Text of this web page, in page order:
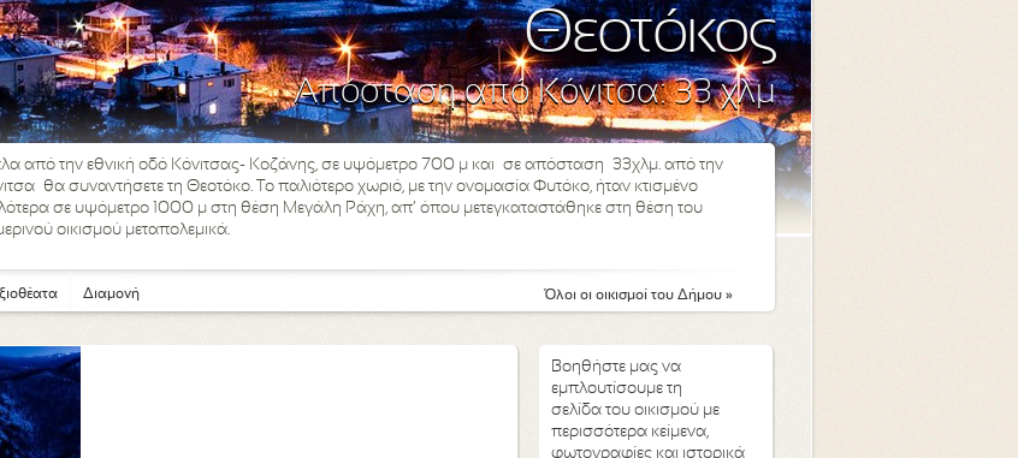
Θεοτόκος
Απόσταση από Κόνιτσα: 33 χλμ
από την εθνική οδό Κόνιτσας- Κοζάνης, σε υψόμετρο 700 μ και σε απόσταση 33χλμ. από την
θα συναντήσετε τη Θεοτόκο. Το παλιότερο χωριό, με την ονομασία Φυτόκο, ήταν κτισμένο
σε υψόμετρο 1000 μ στη θέση Μεγάλη Ράχη, απ’ όπου μετεγκαταστάθηκε στη θέση του
οικισμού μεταπολεμικά.
Διαμονή Όλοι οι οικισμοί του Δήμου »
Βοηθήστε μας να
εμπλουτίσουμε τη
σελίδα του οικισμού με
περισσότερα κείμενα,
φωτογραφίες και ιστορικά